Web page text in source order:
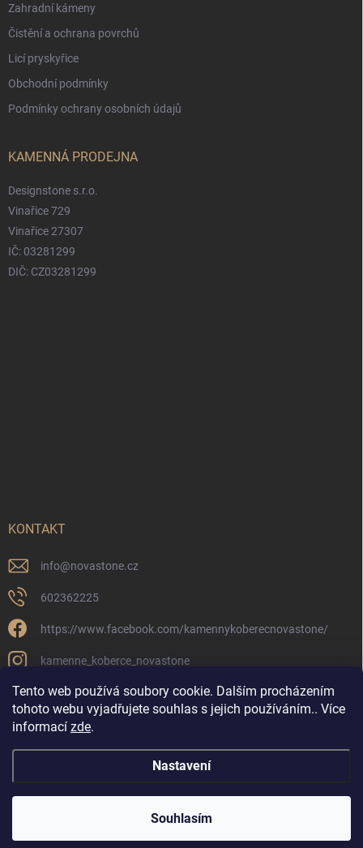
Tento web používá soubory cookie. Dalším procházením
tohoto webu vyjadřujete souhlas s jejich používáním.. Více
informací zde.
Nastavení
Souhlasím
Zahradní kámeny
Čistění a ochrana povrchů
Licí pryskyřice
Obchodní podmínky
Podmínky ochrany osobních údajů
KAMENNÁ PRODEJNA
Designstone s.r.o.
Vinařice 729
Vinařice 27307
IČ: 03281299
DIČ: CZ03281299
KONTAKT
info@novastone.cz
602362225
https://www.facebook.com/kamennykoberecnovastone/
kamenne_koberce_novastone
Novastone.cz
Kamenné koberce . Všechna práva vyhrazena.